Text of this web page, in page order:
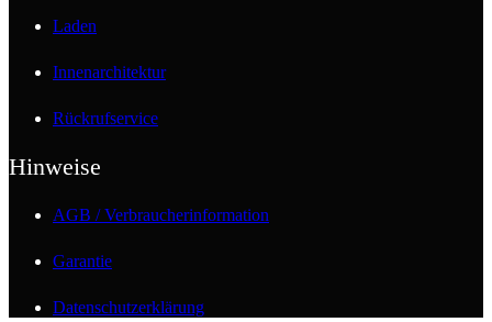
Laden
Innenarchitektur
Rückrufservice
Hinweise
AGB / Verbraucherinformation
Garantie
Datenschutzerklärung